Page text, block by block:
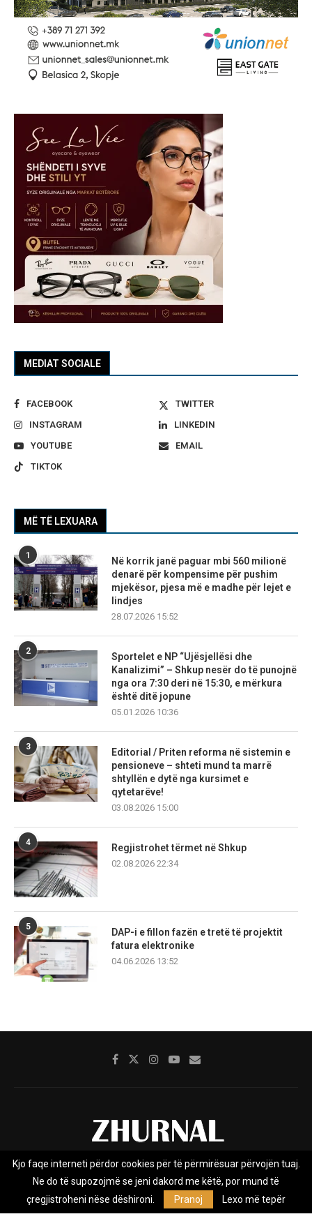
MEDIAT SOCIALE
FACEBOOK
TWITTER
INSTAGRAM
LINKEDIN
YOUTUBE
EMAIL
TIKTOK
MË TË LEXUARA
1
Në korrik janë paguar mbi 560 milionë
denarë për kompensime për pushim
mjekësor, pjesa më e madhe për lejet e
lindjes
28.07.2026 15:52
2
Sportelet e NP “Ujësjellësi dhe
Kanalizimi” – Shkup nesër do të punojnë
nga ora 7:30 deri në 15:30, e mërkura
është ditë jopune
05.01.2026 10:36
3
Editorial / Priten reforma në sistemin e
pensioneve – shteti mund ta marrë
shtyllën e dytë nga kursimet e
qytetarëve!
03.08.2026 15:00
4
Regjistrohet tërmet në Shkup
02.08.2026 22:34
5
DAP-i e fillon fazën e tretë të projektit
fatura elektronike
04.06.2026 13:52
Rreth nesh Impresumi Marketing
Privacy Policy
Zhurnal.mk është Agjenci e Lajmeve e pavarur, e themeluar në vitin
Kjo faqe interneti përdor cookies për të përmirësuar përvojën tuaj.
Ne do të supozojmë se jeni dakord me këtë, por mund të
çregjistroheni nëse dëshironi.
Pranoj Lexo më tepër